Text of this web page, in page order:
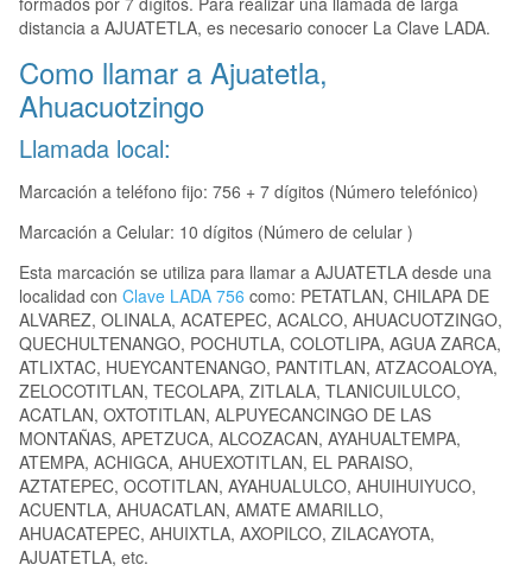
distancia a AJUATETLA, es necesario conocer La Clave LADA.
Como llamar a Ajuatetla,
Ahuacuotzingo
Llamada local:
Marcación a teléfono fijo: 756 + 7 dígitos (Número telefónico)
Marcación a Celular: 10 dígitos (Número de celular )
Esta marcación se utiliza para llamar a AJUATETLA desde una
localidad con Clave LADA 756 como: PETATLAN, CHILAPA DE
ALVAREZ, OLINALA, ACATEPEC, ACALCO, AHUACUOTZINGO,
QUECHULTENANGO, POCHUTLA, COLOTLIPA, AGUA ZARCA,
ATLIXTAC, HUEYCANTENANGO, PANTITLAN, ATZACOALOYA,
ZELOCOTITLAN, TECOLAPA, ZITLALA, TLANICUILULCO,
ACATLAN, OXTOTITLAN, ALPUYECANCINGO DE LAS
MONTAÑAS, APETZUCA, ALCOZACAN, AYAHUALTEMPA,
ATEMPA, ACHIGCA, AHUEXOTITLAN, EL PARAISO,
AZTATEPEC, OCOTITLAN, AYAHUALULCO, AHUIHUIYUCO,
ACUENTLA, AHUACATLAN, AMATE AMARILLO,
AHUACATEPEC, AHUIXTLA, AXOPILCO, ZILACAYOTA,
AJUATETLA, etc.